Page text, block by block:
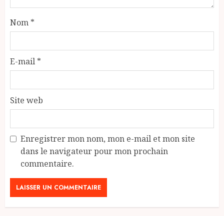
Nom *
E-mail *
Site web
Enregistrer mon nom, mon e-mail et mon site
dans le navigateur pour mon prochain
commentaire.